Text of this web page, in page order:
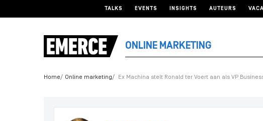
TALKS EVENTS INSIGHTS AUTEURS
ONLINE MARKETING
Home Online marketing Ex Machina stelt Ronald ter Voert aan als VP